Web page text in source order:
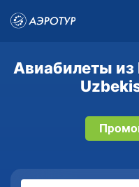
Авиабилеты из